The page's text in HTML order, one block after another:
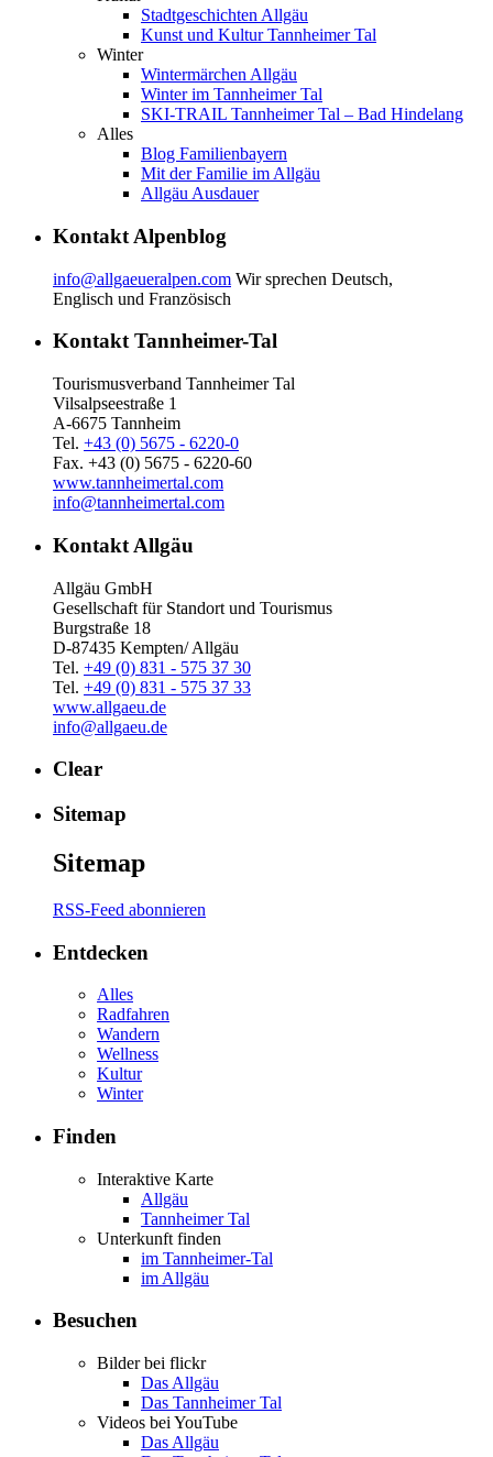
Stadtgeschichten Allgäu
Kunst und Kultur Tannheimer Tal
Winter
Wintermärchen Allgäu
Winter im Tannheimer Tal
SKI-TRAIL Tannheimer Tal – Bad Hindelang
Alles
Blog Familienbayern
Mit der Familie im Allgäu
Allgäu Ausdauer
Kontakt Alpenblog
info@allgaeueralpen.com Wir sprechen Deutsch,
Englisch und Französisch
Kontakt Tannheimer-Tal
Tourismusverband Tannheimer Tal
Vilsalpseestraße 1
A-6675 Tannheim
Tel. +43 (0) 5675 - 6220-0
Fax. +43 (0) 5675 - 6220-60
www.tannheimertal.com
info@tannheimertal.com
Kontakt Allgäu
Allgäu GmbH
Gesellschaft für Standort und Tourismus
Burgstraße 18
D-87435 Kempten/ Allgäu
Tel. +49 (0) 831 - 575 37 30
Tel. +49 (0) 831 - 575 37 33
www.allgaeu.de
info@allgaeu.de
Clear
Sitemap
Sitemap
RSS-Feed abonnieren
Entdecken
Alles
Radfahren
Wandern
Wellness
Kultur
Winter
Finden
Interaktive Karte
Allgäu
Tannheimer Tal
Unterkunft finden
im Tannheimer-Tal
im Allgäu
Besuchen
Bilder bei flickr
Das Allgäu
Das Tannheimer Tal
Videos bei YouTube
Das Allgäu